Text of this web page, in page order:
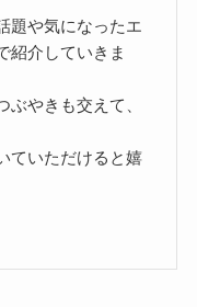
題や気になったエ
紹介していきま
ぶやきも交えて、
ていただけると嬉